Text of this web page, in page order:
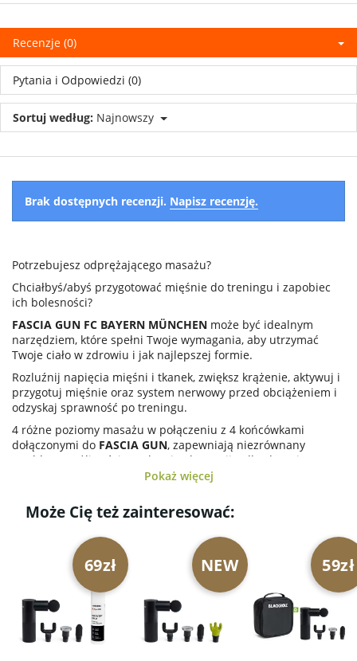
Recenzje (0)
Pytania i Odpowiedzi (0)
Sortuj według: Najnowszy
Brak dostępnych recenzji. Napisz recenzję.
Potrzebujesz odprężającego masażu?
Chciałbyś/abyś przygotować mięśnie do treningu i zapobiec
ich bolesności?
FASCIA GUN FC BAYERN MÜNCHEN może być idealnym
narzędziem, które spełni Twoje wymagania, aby utrzymać
Twoje ciało w zdrowiu i jak najlepszej formie.
Rozluźnij napięcia mięśni i tkanek, zwiększ krążenie, aktywuj i
przygotuj mięśnie oraz system nerwowy przed obciążeniem i
odzyskaj sprawność po treningu.
4 różne poziomy masażu w połączeniu z 4 końcówkami
dołączonymi do FASCIA GUN, zapewniają niezrównany
wachlarz możliwości w zakresie aktywacji, odbudowy i
intensywnego masażu, ale częstotliwość wibracji można
regeneracji mięśni.
W oparciu o wyniki badań naukowych, które sugerują lepsze
rozluźnienie tkanek i efekt regeneracji przy niższych
częstotliwościach wibracji, położyliśmy nacisk na włączenie
niższych poziomów obrotów, jak również na zapewnienie
intensywnego efektu przy wysokich ustawieniach obrotów.
- aktywacja mięśni przed treningiem
Pokaż więcej
Może Cię też zainteresować:
69zł NEW 59zł